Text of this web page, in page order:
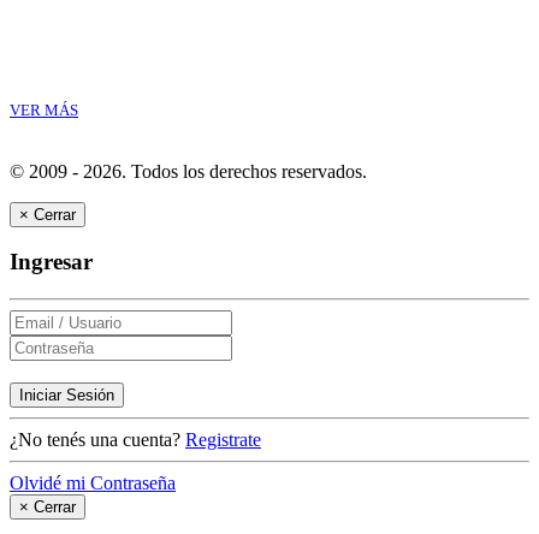
VER MÁS
© 2009 - 2026. Todos los derechos reservados.
× Cerrar
Ingresar
Iniciar Sesión
¿No tenés una cuenta? Registrate
Olvidé mi Contraseña
× Cerrar